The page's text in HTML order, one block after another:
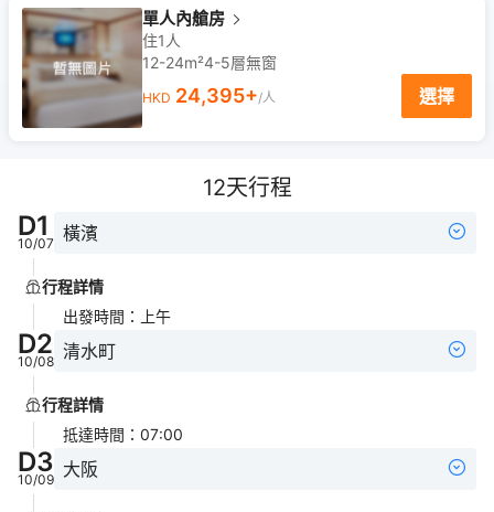
單人內艙房
住1人
12-24m²4-5層無窗
HKD 24,395+/人 選擇
12天行程
D1
10/07 橫濱
行程詳情
出發時間 ： 上午
D2
10/08 清水町
行程詳情
抵達時間 ： 07:00
D3
10/09 大阪